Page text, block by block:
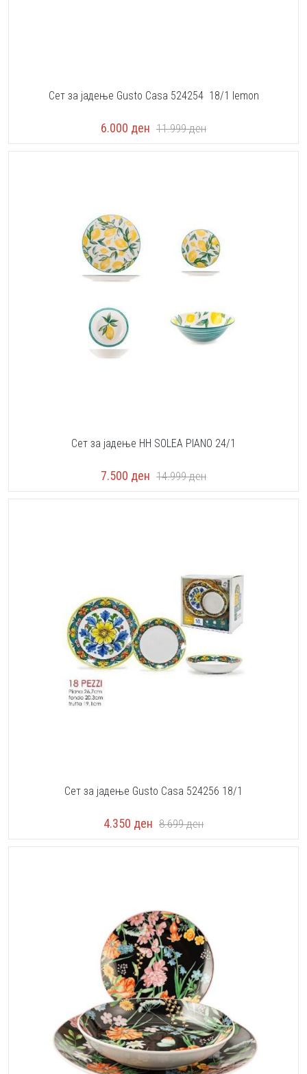
Сет за јадење Gusto Casa 524254 18/1 lemon
6.000 ден 11.999ден
Сет за јадење HH SOLEA PIANO 24/1
7.500 ден 14.999ден
Сет за јадење Gusto Casa 524256 18/1
4.350 ден 8.699ден